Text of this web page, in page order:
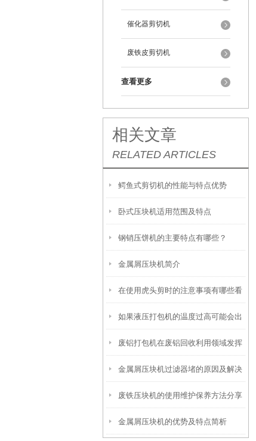
催化器剪切机
废铁皮剪切机
查看更多
相关文章
RELATED ARTICLES
鳄鱼式剪切机的性能与特点优势
卧式压块机适用范围及特点
钢销压饼机的主要特点有哪些？
金属屑压块机简介
在使用虎头剪时的注意事项有哪些看
完本篇你就知道了
如果液压打包机的温度过高可能会出
现哪些问题呢
废铝打包机在废铝回收利用领域发挥
着很大的作用
金属屑压块机过滤器堵的原因及解决
方法
废铁压块机的使用维护保养方法分享
金属屑压块机的优势及特点简析